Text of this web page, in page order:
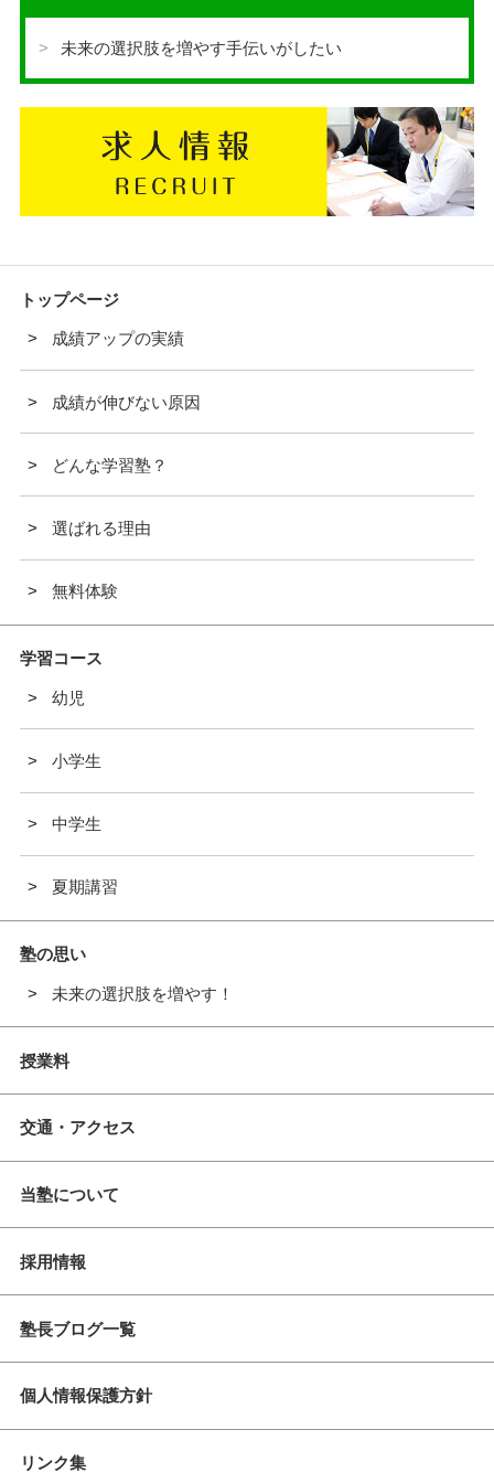
未来の選択肢を増やす手伝いがしたい
トップページ
成績アップの実績
成績が伸びない原因
どんな学習塾？
選ばれる理由
無料体験
学習コース
幼児
小学生
中学生
夏期講習
塾の思い
未来の選択肢を増やす！
授業料
交通・アクセス
当塾について
採用情報
塾長ブログ一覧
個人情報保護方針
リンク集